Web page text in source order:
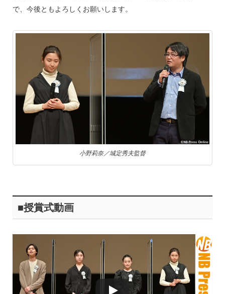
で、今後ともよろしくお願いします。
小野莉奈／城定秀夫監督
■授賞式動画